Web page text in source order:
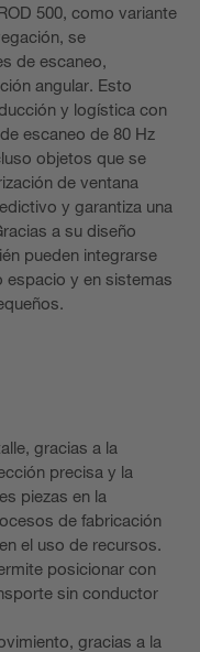
500, como variante
se
de escaneo,
angular. Esto
y logística con
escaneo de 80 Hz
objetos que se
de ventana
y garantiza una
a su diseño
pueden integrarse
y en sistemas
gracias a la
precisa y la
piezas en la
de fabricación
el uso de recursos.
posicionar con
sin conductor
gracias a la